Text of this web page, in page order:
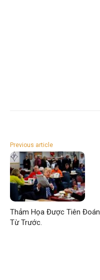
Previous article
Thảm Họa Được Tiên Đoán
Từ Trước.